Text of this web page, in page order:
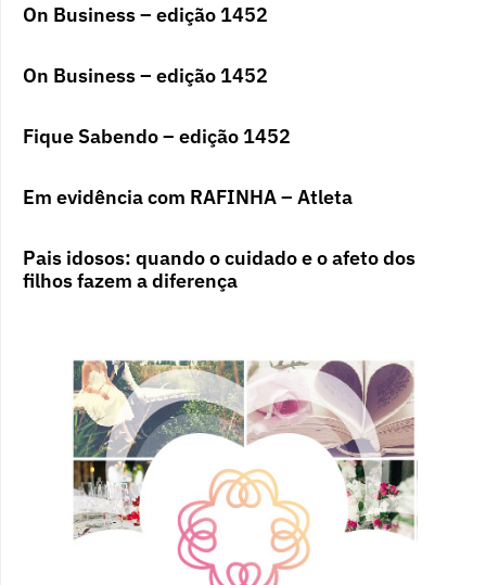
On Business – edição 1452
On Business – edição 1452
Fique Sabendo – edição 1452
Em evidência com RAFINHA – Atleta
Pais idosos: quando o cuidado e o afeto dos
filhos fazem a diferença